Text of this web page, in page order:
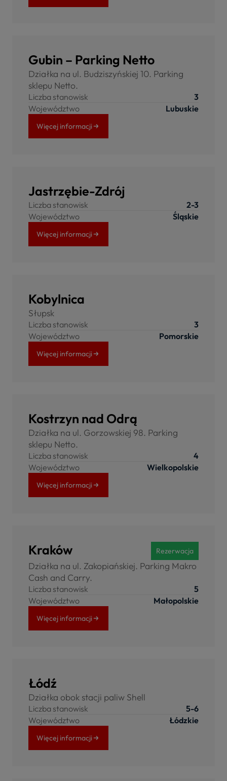
Gubin – Parking Netto
Działka na ul. Budziszyńskiej 10. Parking
sklepu Netto.
Liczba stanowisk
3
Województwo
Lubuskie
Więcej informacji
Jastrzębie-Zdrój
Liczba stanowisk
2-3
Województwo
Śląskie
Więcej informacji
Kobylnica
Słupsk
Liczba stanowisk
3
Województwo
Pomorskie
Więcej informacji
Kostrzyn nad Odrą
Działka na ul. Gorzowskiej 98. Parking
sklepu Netto.
Liczba stanowisk
4
Województwo
Wielkopolskie
Więcej informacji
Kraków Rezerwacja
Działka na ul. Zakopiańskiej. Parking Makro
Cash and Carry.
Liczba stanowisk
5
Województwo
Małopolskie
Więcej informacji
Łódź
Działka obok stacji paliw Shell
Liczba stanowisk
5-6
Województwo
Łódzkie
Więcej informacji